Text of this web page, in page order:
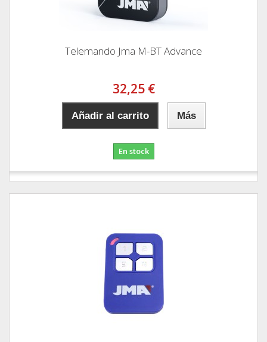
Telemando Jma M-BT Advance
32,25 €
Añadir al carrito Más
En stock